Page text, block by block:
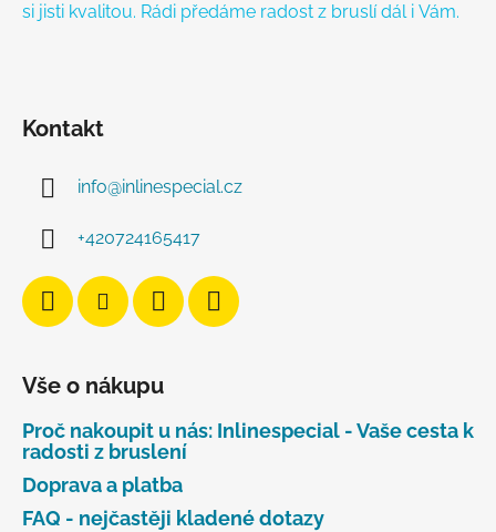
si jisti kvalitou. Rádi předáme radost z bruslí dál i Vám.
Kontakt
info@inlinespecial.cz
+420724165417
Vše o nákupu
Proč nakoupit u nás: Inlinespecial - Vaše cesta k
radosti z bruslení
Doprava a platba
FAQ - nejčastěji kladené dotazy